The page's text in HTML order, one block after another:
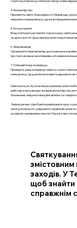
4. Волонтерство
Присвятіть свято благодійності. Наприклад,
зміцнило командний дух, адже всі працювали
5. Ритуал пам’яті
Влаштуйте ритуал пам’яті. Одного разу,
за уроки життя. Це дозволило всім згадати
6. Творчий вечір
Організуйте творчий вечір, де кожен може
Це стало не лише захопленням, а й символом
7. Спільний похід на природу
Проведіть день на природі замість гучного
спілкуючись. Це дало їм можливість відновити
Свята можуть бути не лише шумними, але й
майстер-класи, вечори читання, волонтерство,
близькими, зміцнити емоційні зв’язки та
Запрошую вас спробувати реалізувати одну з цих
але й допоможуть усвідомити справжню цінність
досвідом, наповненим сенсом? Адже у простих
змістовним
заходів. У
щоб знайти
справжнім